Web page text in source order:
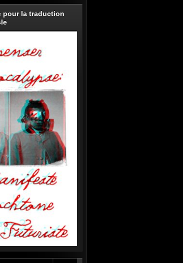
pour la traduction